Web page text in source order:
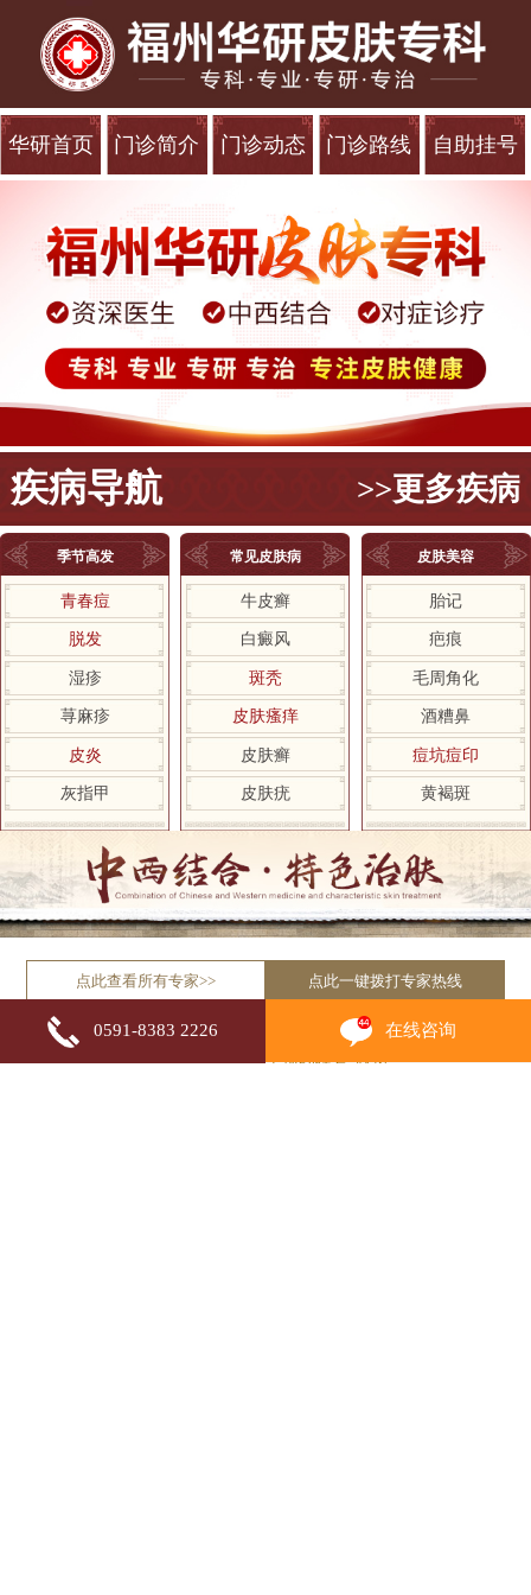
华研首页 门诊简介 门诊动态 门诊路线 自助挂号
疾病导航 >>更多疾病
季节高发
青春痘
脱发
湿疹
荨麻疹
皮炎
灰指甲
常见皮肤病
牛皮癣
白癜风
斑秃
皮肤瘙痒
皮肤癣
皮肤疣
皮肤美容
胎记
疤痕
毛周角化
酒糟鼻
痘坑痘印
黄褐斑
点此查看所有专家>> 点此一键拨打专家热线
自助挂号平台
积极响应国家“网上预约挂号”政策
0591-8383 2226 在线咨询